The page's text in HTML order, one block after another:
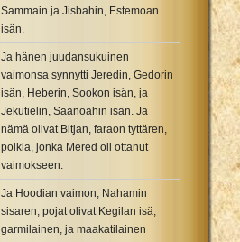
Sammain ja Jisbahin, Estemoan
isän.
Ja hänen juudansukuinen
vaimonsa synnytti Jeredin, Gedorin
isän, Heberin, Sookon isän, ja
Jekutielin, Saanoahin isän. Ja
nämä olivat Bitjan, faraon tyttären,
poikia, jonka Mered oli ottanut
vaimokseen.
Ja Hoodian vaimon, Nahamin
sisaren, pojat olivat Kegilan isä,
garmilainen, ja maakatilainen